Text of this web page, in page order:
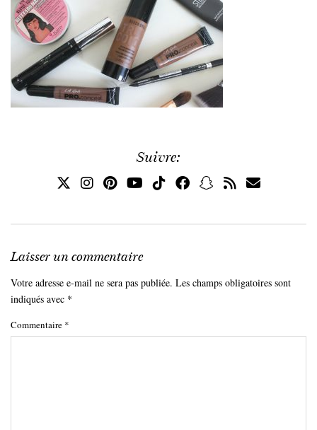
Suivre:
Laisser un commentaire
Votre adresse e-mail ne sera pas publiée. Les champs obligatoires sont
indiqués avec *
Commentaire *